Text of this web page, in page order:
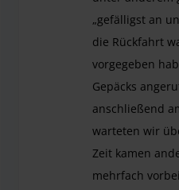
„gefälligst an
die Rückfahrt
vorgegeben
Gepäcks
anschließend
warteten wir
Zeit kamen
mehrfach